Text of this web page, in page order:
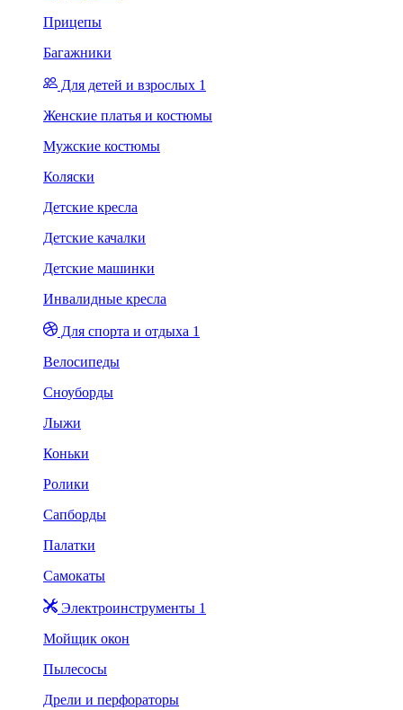
Прицепы
Багажники
Для детей и взрослых 1
Женские платья и костюмы
Мужские костюмы
Коляски
Детские кресла
Детские качалки
Детские машинки
Инвалидные кресла
Для спорта и отдыха 1
Велосипеды
Сноуборды
Лыжи
Коньки
Ролики
Сапборды
Палатки
Самокаты
Электроинструменты 1
Мойщик окон
Пылесосы
Дрели и перфораторы